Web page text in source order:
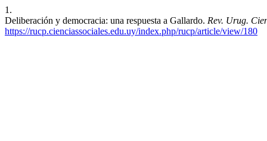
1.
Deliberación y democracia: una respuesta a Gallardo. Rev. Urug.
https://rucp.cienciassociales.edu.uy/index.php/rucp/article/view/180